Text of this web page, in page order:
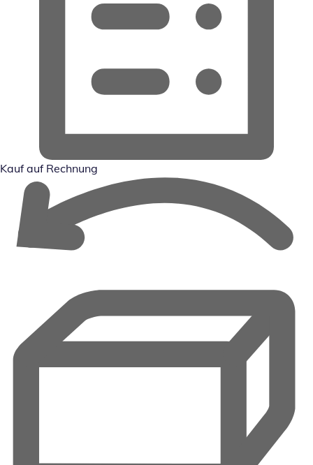
Kauf auf Rechnung